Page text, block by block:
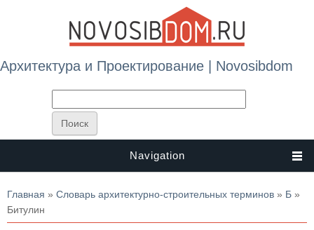
Архитектура и Проектирование | Novosibdom
Navigation
Вы здесь
Главная » Словарь архитектурно-строительных терминов » Б »
Битулин